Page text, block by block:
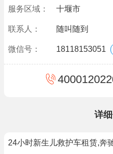
服务区域： 十堰市
联系人： 随叫随到
微信号： 18118153051
详
24小时新生儿救护车租赁,奔